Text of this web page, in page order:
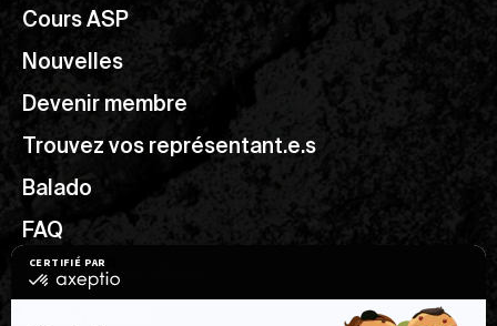
Cours ASP
Nouvelles
Devenir membre
Trouvez vos représentant.e.s
Balado
FAQ
Ressources utiles